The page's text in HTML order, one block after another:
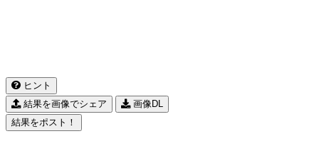
ヒント
結果を画像でシェア
画像DL
結果をポスト！